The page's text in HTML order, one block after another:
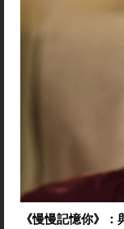
《慢慢記憶你》